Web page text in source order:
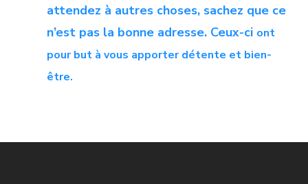
attendez à autres choses, sachez que ce
n’est pas la bonne adresse. Ceux-ci ont
pour but à vous apporter détente et bien-
être.